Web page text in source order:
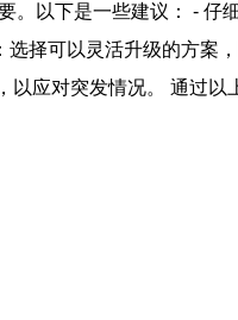
以下是一些建议： - 仔
择可以灵活升级的方案
应对突发情况。 通过